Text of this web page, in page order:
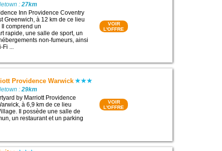
:27km
Inn Providence Coventry
Greenwich, à 12 km de ce lieu
Il comprend un
rapide, une salle de sport, un
non-fumeurs, ainsi
Fi ...
VOIR
L'OFFRE
Providence Warwick
:29km
by Marriott Providence
à 6,9 km de ce lieu
Il possède une salle de
un restaurant et un parking
VOIR
L'OFFRE